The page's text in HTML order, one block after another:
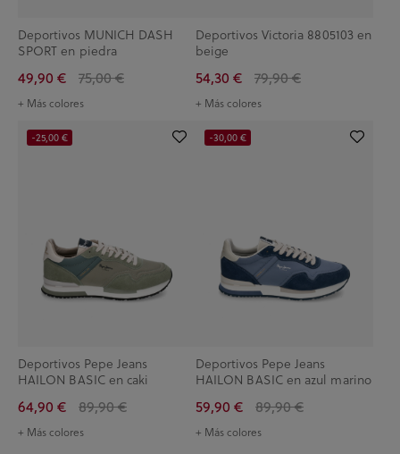
Deportivos MUNICH DASH
SPORT en piedra
49,90 € 75,00 €
+ Más colores
Deportivos Victoria 8805103 en
beige
54,30 € 79,90 €
+ Más colores
Deportivos Pepe Jeans
HAILON BASIC en caki
64,90 € 89,90 €
+ Más colores
-25,00 €
Deportivos Pepe Jeans
HAILON BASIC en azul marino
59,90 € 89,90 €
+ Más colores
-30,00 €